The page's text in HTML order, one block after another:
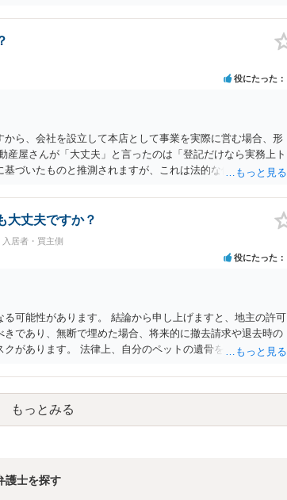
役にたった
ら、会社を設立して本店として事業を実際に営む場合、形
屋さんが「大丈夫」と言ったのは「登記だけなら実務上ト
づいたものと推測されますが、これは法的な保証ではあり
までなさらない限り、リスクはそれほど大きくないかもし
違反を口実に、将来の更新時に更新料の上乗せを要求した
大丈夫ですか？
入居者・買主側
役にたった
可能性があります。 結論から申し上げますと、地主の許可
であり、無断で埋めた場合、将来的に撤去請求や退去時の
があります。 法律上、自分のペットの遺骨を埋める行為自
くまで地主にあります。そのため、地主に無断でお骨を埋
借地人としての善管注意義務違反とみなされる可能性が高
れたい場合は、事前に地主へ相談して許可を得るか、土地に
ランター葬」や、ペット霊園等への納骨を検討されるのが
もっとみる
護士を探す